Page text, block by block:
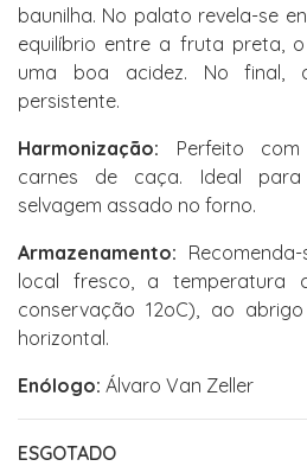
baunilha. No palato revela-se
equilíbrio entre a fruta preta,
uma boa acidez. No final,
persistente.
Harmonização: Perfeito
carnes de caça. Ideal para
selvagem assado no forno.
Armazenamento:
local fresco, a temperatura
conservação 12oC), ao
horizontal.
Enólogo: Álvaro Van Zeller
ESGOTADO